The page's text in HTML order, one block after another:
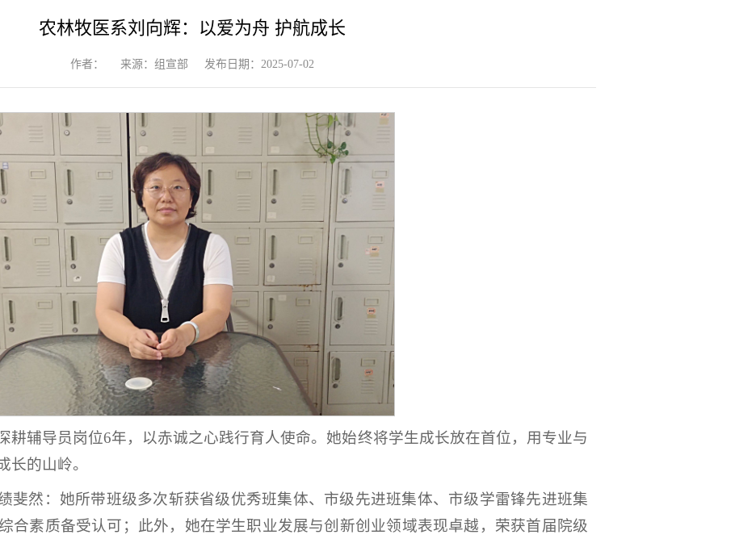
农林牧医系刘向辉：以爱为舟 护航成长
作者： 来源：组宣部 发布日期：2025-07-02
耕辅导员岗位6年，以赤诚之心践行育人使命。她始终将学生成长放在首位，用专业与
长的山岭。
斐然：她所带班级多次斩获省级优秀班集体、市级先进班集体、市级学雷锋先进班集
合素质备受认可；此外，她在学生职业发展与创新创业领域表现卓越，荣获首届院级